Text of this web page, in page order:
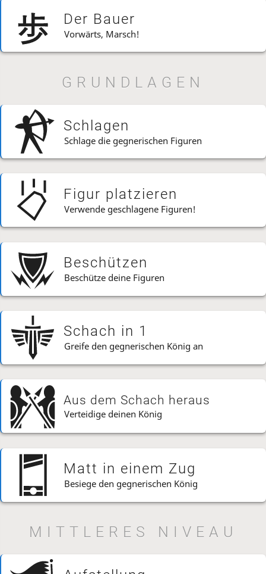
Der Bauer
Vorwärts, Marsch!
GRUNDLAGEN
Schlagen
Schlage die gegnerischen Figuren
Figur platzieren
Verwende geschlagene Figuren!
Beschützen
Beschütze deine Figuren
Schach in 1
Greife den gegnerischen König an
Aus dem Schach heraus
Verteidige deinen König
Matt in einem Zug
Besiege den gegnerischen König
MITTLERES NIVEAU